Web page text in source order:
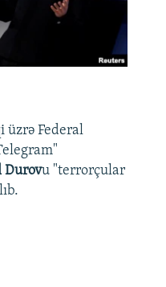
üzrə Federal
Durovu "terrorçular